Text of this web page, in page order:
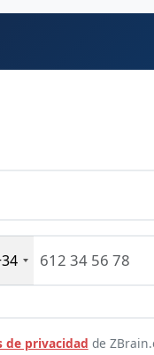
de privacidad de